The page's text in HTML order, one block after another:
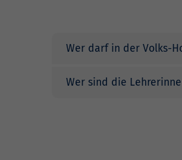
Wer darf in der Volks-
Wer sind die